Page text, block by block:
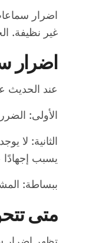
اضرار سماعات الاذن على الدماغ لا تعني بالضرورة تلفًا مباشرًا في المخ، بل ترتبط غالبًا بالاستخدام الخاطئ: صوت مرتفع، مدة طويلة، عزل مستمر عن البيئة، أو سماعات
غير نظيفة.
اضرار
عند الحديث
الأولى:
الثانية: لا
يسبب إجهادًا
ببساطة:
متى